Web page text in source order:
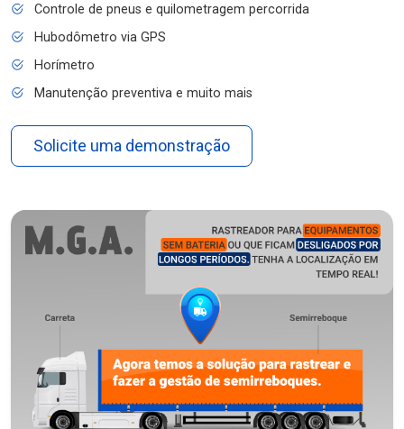
Controle de pneus e quilometragem percorrida
Hubodômetro via GPS
Horímetro
Manutenção preventiva e muito mais
Solicite uma demonstração